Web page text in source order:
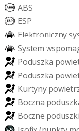
ABS
ESP
Elektronicznysy
System wspoma
Poduszka powie
Poduszka powie
Kurtyny powietr
Boczna poduszk
Boczne poduszki